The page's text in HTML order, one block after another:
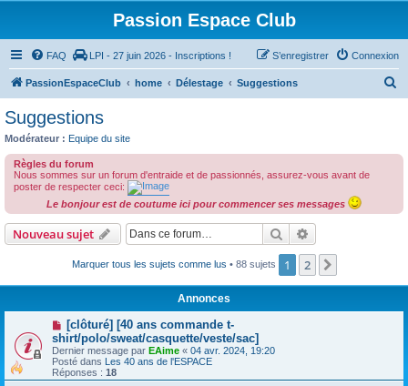
Passion Espace Club
FAQ LPI - 27 juin 2026 - Inscriptions ! Connexion
S’enregistrer
PassionEspaceClub home Délestage Suggestions
c
Suggestions
Modérateur : Equipe du site
Règles du forum
Nous sommes sur un forum d'entraide et de passionnés, assurez-vous avant de
poster de respecter ceci:
Le bonjour est de coutume ici pour commencer ses messages
Nouveau sujet Rechercher
Marquer tous les sujets comme lus • 88 sujets 1 2
Annonces
[clôturé] [40 ans commande t-
shirt/polo/sweat/casquette/veste/sac]
Dernier message par EAime « 04 avr. 2024, 19:20
Posté dans Les 40 ans de l'ESPACE
Réponses : 18